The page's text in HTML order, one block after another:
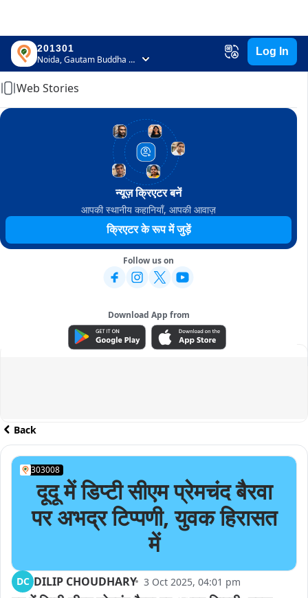
201301
Noida, Gautam Buddha Nagar, Uttar Pradesh
Log In
Home
Web Stories
न्यूज़ क्रिएटर बनें
आपकी स्थानीय कहानियाँ, आपकी आवाज़
क्रिएटर के रूप में जुड़ें
Follow us on
Download App from
ADVERTISEMENT
Back
303008
दूदू में डिप्टी सीएम प्रेमचंद बैरवा
पर अभद्र टिप्पणी, युवक हिरासत
में
DC DILIP CHOUDHARY 3 Oct 2025, 04:01 pm